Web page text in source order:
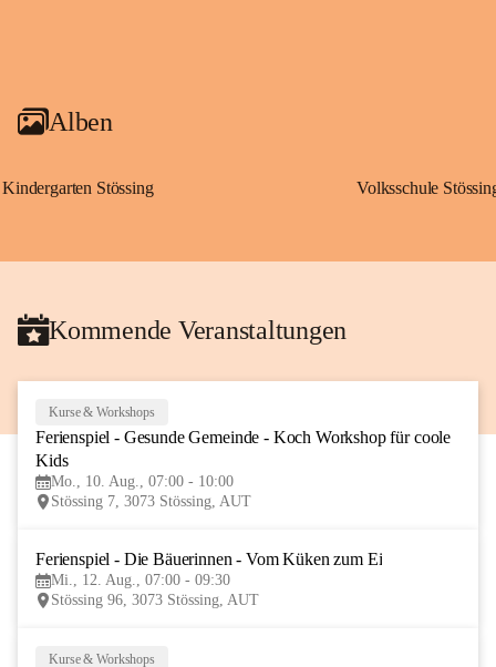
Alben
Kindergarten Stössing Volksschule
Kommende Veranstaltungen
AUG
Kurse & Workshops
Ferienspiel - Gesunde Gemeinde - Koch Workshop für coole
Kids
Mo., 10. Aug., 07:00 - 10:00
Stössing 7, 3073 Stössing, AUT
Ferienspiel - Die Bäuerinnen - Vom Küken zum Ei
Mi., 12. Aug., 07:00 - 09:30
Stössing 96, 3073 Stössing, AUT
Kurse & Workshops